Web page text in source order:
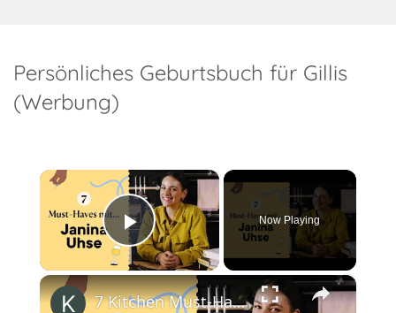
Persönliches Geburtsbuch für Gillis
(Werbung)
×
Play Video
Now Playing
×
7 Kitchen Must-Haves mit Janina Uhse von @JaninaandFood